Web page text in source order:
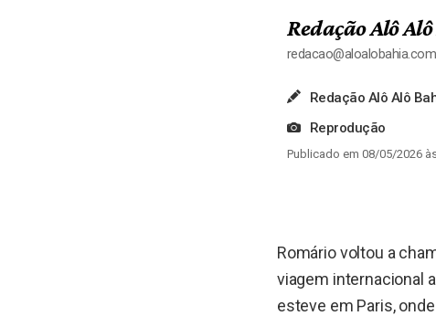
Redação Alô
redacao@aloalobahia.com
Redação Alô Alô
Reprodução
Publicado em 08/05/2026
Romário voltou a
viagem internacional
esteve em Paris,